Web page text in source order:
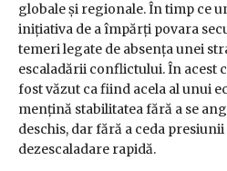
globale și regionale. În timp ce
inițiativa de a împărți povara
temeri legate de absența unei
escaladării conflictului. În acest
fost văzut ca fiind acela al unui
mențină stabilitatea fără a se
deschis, dar fără a ceda
dezescaladare rapidă.